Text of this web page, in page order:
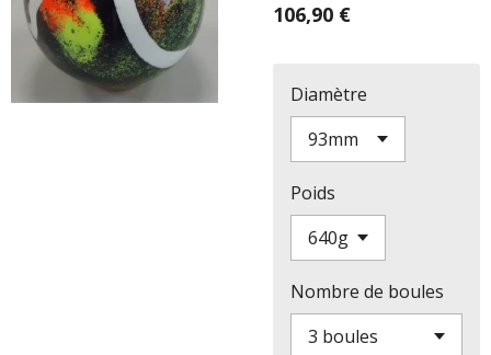
106,90 €
Diamètre
Poids
Nombre de boules